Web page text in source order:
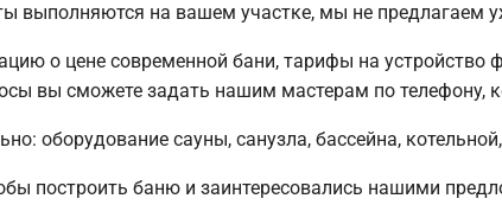
выполняются на вашем участке, мы не предлагаем
о цене современной бани, тарифы на устройство
вы сможете задать нашим мастерам по телефону,
оборудование сауны, санузла, бассейна,
построить баню и заинтересовались нашими